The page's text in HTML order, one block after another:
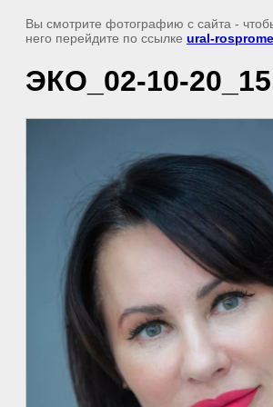
Вы смотрите фотографию с сайта -
него перейдите по ссылке ural-
ЭКО_02-10-